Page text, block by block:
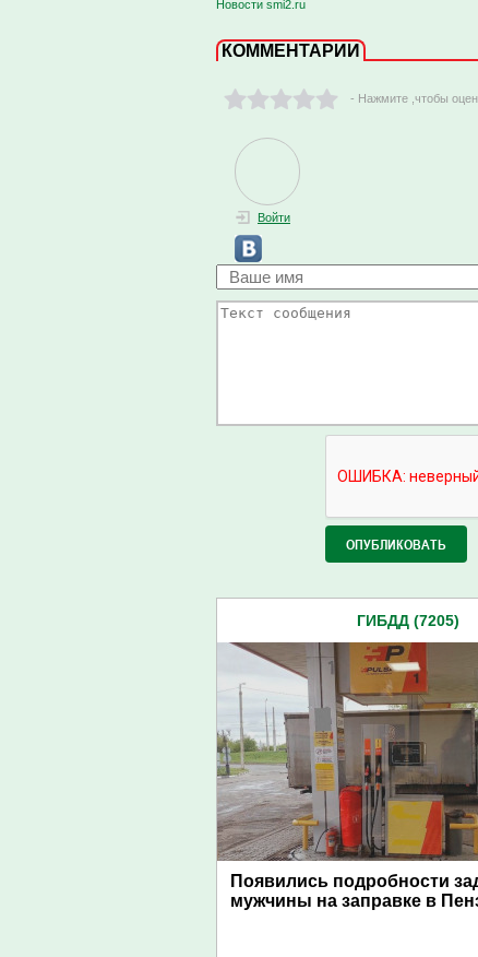
Новости smi2.ru
КОММЕНТАРИИ
- Нажмите ,чтобы
Войти
ГИБДД (7205)
Появились подробности
мужчины на заправке в